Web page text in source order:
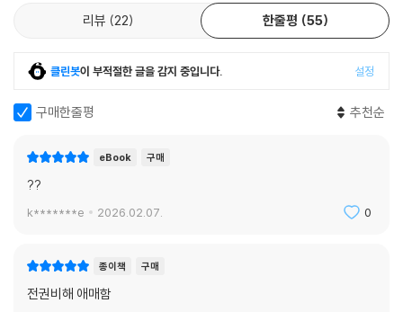
리뷰 22 한줄평 55
클린봇이 부적절한 글을 감지 중입니다. 설정
구매한줄평 추천순
eBook 구매
??
k*******e 2026.02.07. 0
종이책 구매
전권비해 애매함